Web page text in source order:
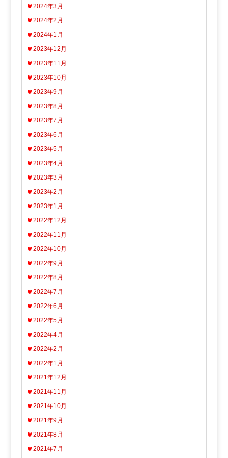
2024年3月
2024年2月
2024年1月
2023年12月
2023年11月
2023年10月
2023年9月
2023年8月
2023年7月
2023年6月
2023年5月
2023年4月
2023年3月
2023年2月
2023年1月
2022年12月
2022年11月
2022年10月
2022年9月
2022年8月
2022年7月
2022年6月
2022年5月
2022年4月
2022年2月
2022年1月
2021年12月
2021年11月
2021年10月
2021年9月
2021年8月
2021年7月